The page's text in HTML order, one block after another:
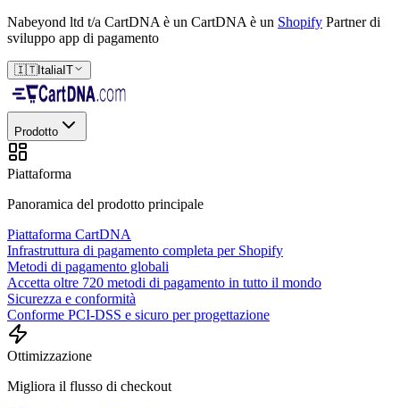
Nabeyond ltd t/a CartDNA è un CartDNA è un Shopify Partner di
sviluppo app di pagamento
🇮🇹ItaliaIT
Prodotto
Piattaforma
Panoramica del prodotto principale
Piattaforma CartDNA
Infrastruttura di pagamento completa per Shopify
Metodi di pagamento globali
Accetta oltre 720 metodi di pagamento in tutto il mondo
Sicurezza e conformità
Conforme PCI-DSS e sicuro per progettazione
Ottimizzazione
Migliora il flusso di checkout